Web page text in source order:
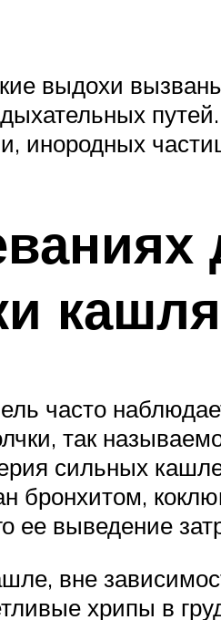
выдохи
инородных
часто
так
сильных
бронхитом,
ее выведение
вне
хрипы в